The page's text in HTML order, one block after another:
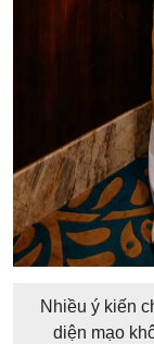
Nhiều ý kiến
diện mạo